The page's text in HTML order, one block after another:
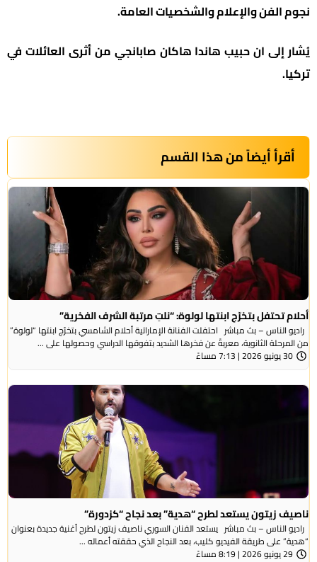
نجوم الفن والإعلام والشخصيات العامة.
يُشار إلى ان حبيب هاندا هاكان صابانجي من أثرى العائلات في
تركيا.
أقرأ أيضاً من هذا القسم
أحلام تحتفل بتخرّج ابنتها لولوة: “نلتِ مرتبة الشرف الفخرية”
راديو الناس – بث مباشر احتفلت الفنانة الإماراتية أحلام الشامسي بتخرّج ابنتها “لولوة”
من المرحلة الثانوية، معربةً عن فخرها الشديد بتفوقها الدراسي وحصولها على ...
30 يونيو 2026 | 7:13 مساءً
ناصيف زيتون يستعد لطرح “هدية” بعد نجاح “كزدورة”
راديو الناس – بث مباشر يستعد الفنان السوري ناصيف زيتون لطرح أغنية جديدة بعنوان
“هدية” على طريقة الفيديو كليب، بعد النجاح الذي حققته أعماله ...
29 يونيو 2026 | 8:19 مساءً